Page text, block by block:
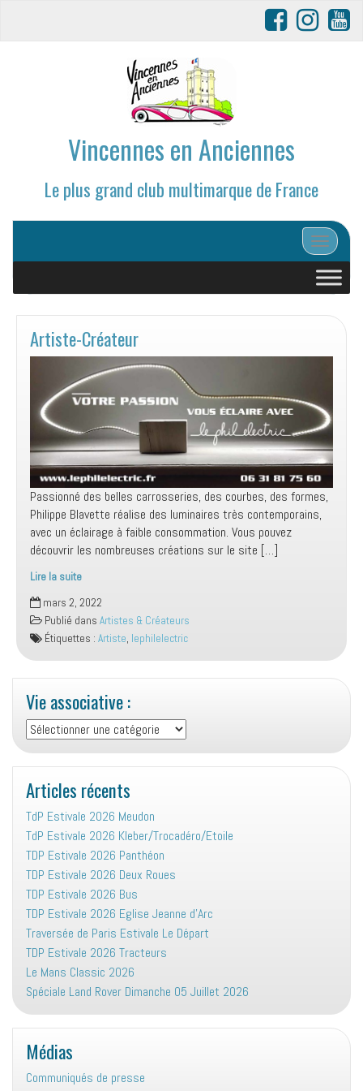
Vincennes en Anciennes
Le plus grand club multimarque de France
Afficher/
Artiste-Créateur
Passionné des belles carrosseries, des courbes, des formes,
Philippe Blavette réalise des luminaires très contemporains,
avec un éclairage à faible consommation. Vous pouvez
découvrir les nombreuses créations sur le site […]
Lire la suite
Artiste-
Créateur
mars 2, 2022
Publié dans Artistes & Créateurs
Étiquettes : Artiste, lephilelectric
Vie associative :
Vie
associative
:
Articles récents
TdP Estivale 2026 Meudon
TdP Estivale 2026 Kleber/Trocadéro/Etoile
TDP Estivale 2026 Panthéon
TDP Estivale 2026 Deux Roues
TDP Estivale 2026 Bus
TDP Estivale 2026 Eglise Jeanne d’Arc
Traversée de Paris Estivale Le Départ
TDP Estivale 2026 Tracteurs
Le Mans Classic 2026
Spéciale Land Rover Dimanche 05 Juillet 2026
Médias
Communiqués de presse